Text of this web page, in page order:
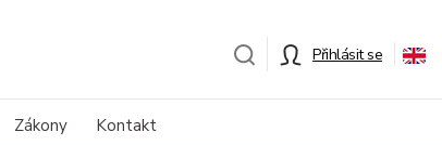
Přihlásit se
Zákony Kontakt